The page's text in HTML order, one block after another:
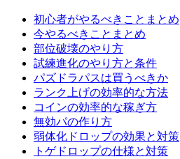
初心者がやるべきことまとめ
今やるべきことまとめ
部位破壊のやり方
試練進化のやり方と条件
パズドラパスは買うべきか
ランク上げの効率的な方法
コインの効率的な稼ぎ方
無効パの作り方
弱体化ドロップの効果と対策
トゲドロップの仕様と対策